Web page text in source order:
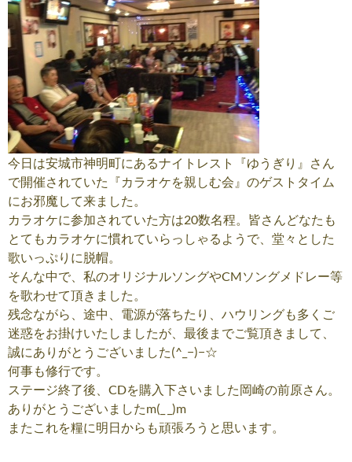
今日は安城市神明町にあるナイトレスト『ゆうぎり』さん
で開催されていた『カラオケを親しむ会』のゲストタイム
にお邪魔して来ました。
カラオケに参加されていた方は20数名程。皆さんどなたも
とてもカラオケに慣れていらっしゃるようで、堂々とした
歌いっぷりに脱帽。
そんな中で、私のオリジナルソングやCMソングメドレー等
を歌わせて頂きました。
残念ながら、途中、電源が落ちたり、ハウリングも多くご
迷惑をお掛けいたしましたが、最後までご覧頂きまして、
誠にありがとうございました(^_−)−☆
何事も修行です。
ステージ終了後、CDを購入下さいました岡崎の前原さん。
ありがとうございましたm(_ _)m
またこれを糧に明日からも頑張ろうと思います。